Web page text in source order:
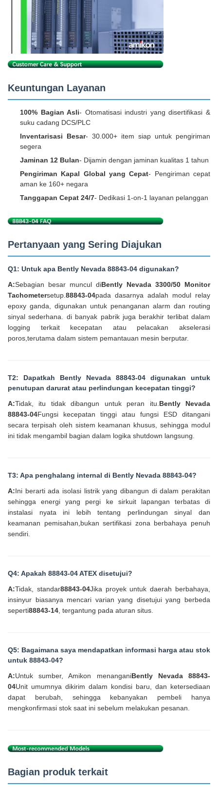
Keuntungan Layanan
100% Bagian Asli- Otomatisasi industri yang disertifikasi &
suku cadang DCS/PLC
Inventarisasi Besar- 30.000+ item siap untuk pengiriman
segera
Jaminan 12 Bulan- Dijamin dengan jaminan kualitas 1 tahun
Pengiriman Kapal Global yang Cepat- Pengiriman cepat
aman ke 160+ negara
Tanggapan Cepat 24/7- Dedikasi 1-on-1 layanan pelanggan
Pertanyaan yang Sering Diajukan
Q1: Untuk apa Bently Nevada 88843-04 digunakan?
A:Sebagian besar muncul diBently Nevada 3300/50 Monitor
Tachometersetup. 88843-04pada dasarnya adalah modul relay
epoxy ganda, digunakan untuk penanganan alarm dan routing
sinyal sederhana. di banyak pabrik juga berakhir terlibat dalam
logging terkait kecepatan atau pelacakan akselerasi
poros,terutama dalam sistem pemantauan mesin berputar.
T2: Dapatkah Bently Nevada 88843-04 digunakan untuk
penutupan darurat atau perlindungan kecepatan tinggi?
A:Tidak, itu tidak dibangun untuk peran itu. Bently Nevada
88843-04Fungsi kecepatan tinggi atau fungsi ESD ditangani
secara terpisah oleh sistem keamanan khusus, sehingga modul
ini tidak mengambil bagian dalam logika shutdown langsung.
T3: Apa penghalang internal di Bently Nevada 88843-04?
A:Ini berarti ada isolasi listrik yang dibangun di dalam perakitan
sehingga energi yang pergi ke sirkuit lapangan terbatas di
instalasi nyata ini lebih tentang perlindungan sinyal dan
keamanan pemisahan,bukan sertifikasi zona berbahaya penuh
sendiri.
Q4: Apakah 88843-04 ATEX disetujui?
A:Tidak, standar88843-04Jika proyek untuk daerah berbahaya,
insinyur biasanya mencari varian yang disetujui yang berbeda
seperti88843-14 , tergantung pada aturan situs.
Q5: Bagaimana saya mendapatkan informasi harga atau stok
untuk 88843-04?
A:Untuk sumber, Amikon menanganiBently Nevada 88843-
04Unit umumnya dikirim dalam kondisi baru, dan ketersediaan
dapat berubah, sehingga kebanyakan pembeli hanya
mengkonfirmasi stok saat ini sebelum melakukan pesanan.
Bagian produk terkait